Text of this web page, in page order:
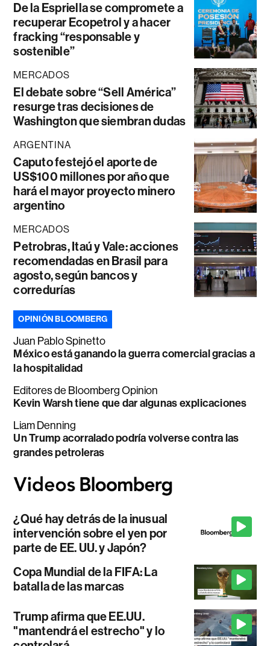
De la Espriella se compromete a
recuperar Ecopetrol y a hacer
fracking “responsable y
sostenible”
MERCADOS
El debate sobre “Sell América”
resurge tras decisiones de
Washington que siembran dudas
ARGENTINA
Caputo festejó el aporte de
US$100 millones por año que
hará el mayor proyecto minero
argentino
MERCADOS
Petrobras, Itaú y Vale: acciones
recomendadas en Brasil para
agosto, según bancos y
corredurías
OPINIÓN BLOOMBERG
Juan Pablo Spinetto
México está ganando la guerra comercial gracias a
la hospitalidad
Editores de Bloomberg Opinion
Kevin Warsh tiene que dar algunas explicaciones
Liam Denning
Un Trump acorralado podría volverse contra las
grandes petroleras
¿Qué hay detrás de la inusual
intervención sobre el yen por
parte de EE. UU. y Japón?
Copa Mundial de la FIFA: La
batalla de las marcas
Trump afirma que EE.UU.
"mantendrá el estrecho" y lo